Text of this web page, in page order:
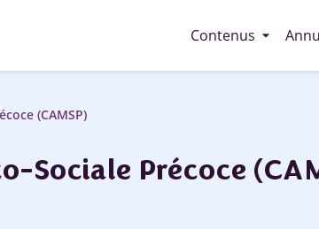
Contenus arrow_drop_down
(CAMSP)
Sociale Précoce